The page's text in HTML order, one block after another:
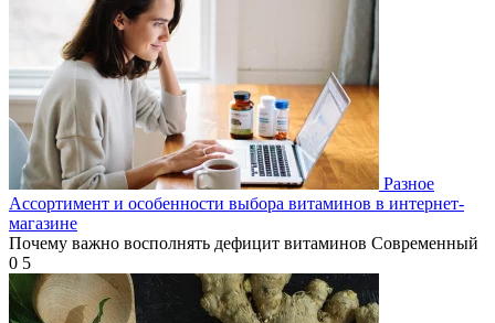
Разное
Ассортимент и особенности выбора витаминов в интернет-
магазине
Почему важно восполнять дефицит витаминов Современный
0 5